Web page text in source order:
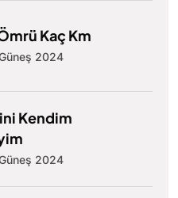
Kaç Km
2024
Kendim
2024